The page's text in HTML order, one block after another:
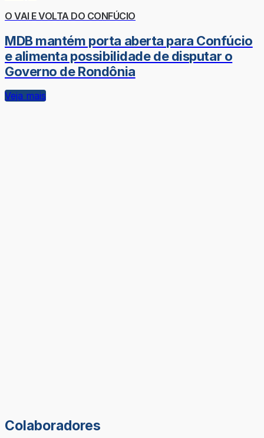
O VAI E VOLTA DO CONFÚCIO
MDB mantém porta aberta para Confúcio
e alimenta possibilidade de disputar o
Governo de Rondônia
Veja mais
Colaboradores